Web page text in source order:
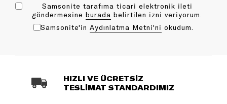
Samsonite tarafıma ticari elektronik ileti
göndermesine bu rada belirtilen izni veriyorum.
Samsonite'in Aydınlatma Metni'ni okudum.
HIZLI VE ÜCRETSİZ
TESLİMAT STANDARDIMIZ